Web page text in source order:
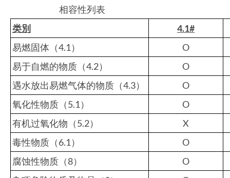
相容性列表
类別
4.1#
易燃固体（4.1）
O
易于自燃的物质（4.2）
O
遇水放出易燃气体的物质（4.3）
O
氧化性物质（5.1）
O
有机过氧化物（5.2）
X
毒性物质（6.1）
O
腐蚀性物质（8）
O